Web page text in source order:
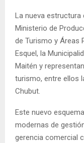
La nueva estructura
Ministerio de
de Turismo y Áreas
Esquel, la
Maitén y
turismo, entre ellos
Chubut.
Este nuevo
modernas de
gerencia comercial